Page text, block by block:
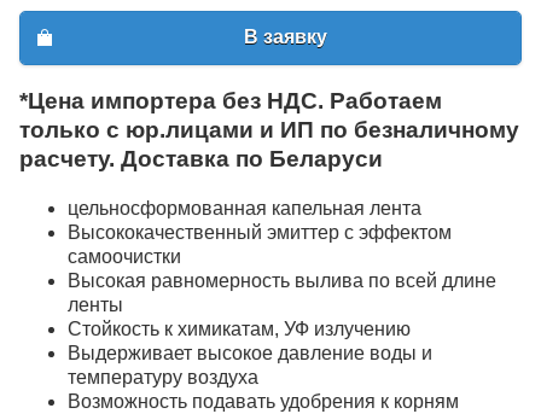
В заявку
*Цена импортера без НДС. Работаем
только с юр.лицами и ИП по безналичному
расчету. Доставка по Беларуси
цельносформованная капельная лента
Высококачественный эмиттер с эффектом
самоочистки
Высокая равномерность вылива по всей длине
ленты
Стойкость к химикатам, УФ излучению
Выдерживает высокое давление воды и
температуру воздуха
Возможность подавать удобрения к корням